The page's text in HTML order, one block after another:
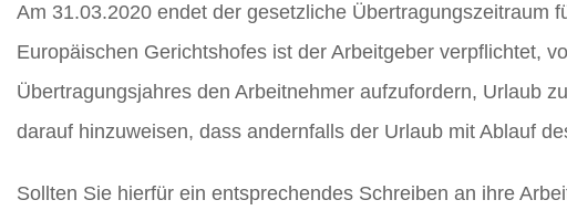
Am 31.03.2020 endet der gesetzliche Übertragungszeitraum
Europäischen Gerichtshofes ist der Arbeitgeber verpflichtet,
Übertragungsjahres den Arbeitnehmer aufzufordern, Urlaub
darauf hinzuweisen, dass andernfalls der Urlaub mit Ablauf
Sollten Sie hierfür ein entsprechendes Schreiben an ihre